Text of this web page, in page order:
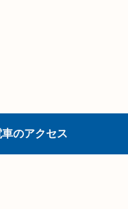
車のアクセス